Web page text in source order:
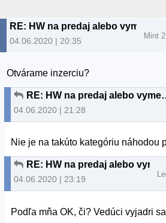
RE: HW na predaj alebo vymenu.
04.06.2020 | 20:35
Mint
Otvárame inzerciu?
RE: HW na
04.06.2020 | 21:28
Nie je na takúto kategóriu náhodou
04.06.2020 | 23:19
Podľa mňa OK, či? Vedúci vyjadri